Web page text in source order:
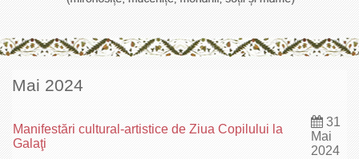
Mai 2024
Manifestări cultural-artistice de Ziua Copilului la
Galaţi
31
Mai
2024